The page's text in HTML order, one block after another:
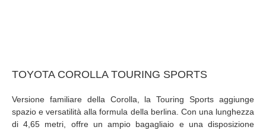
TOYOTA COROLLA TOURING SPORTS
Versione familiare della Corolla, la Touring Sports aggiunge
spazio e versatilità alla formula della berlina. Con una lunghezza
di 4,65 metri, offre un ampio bagagliaio e una disposizione